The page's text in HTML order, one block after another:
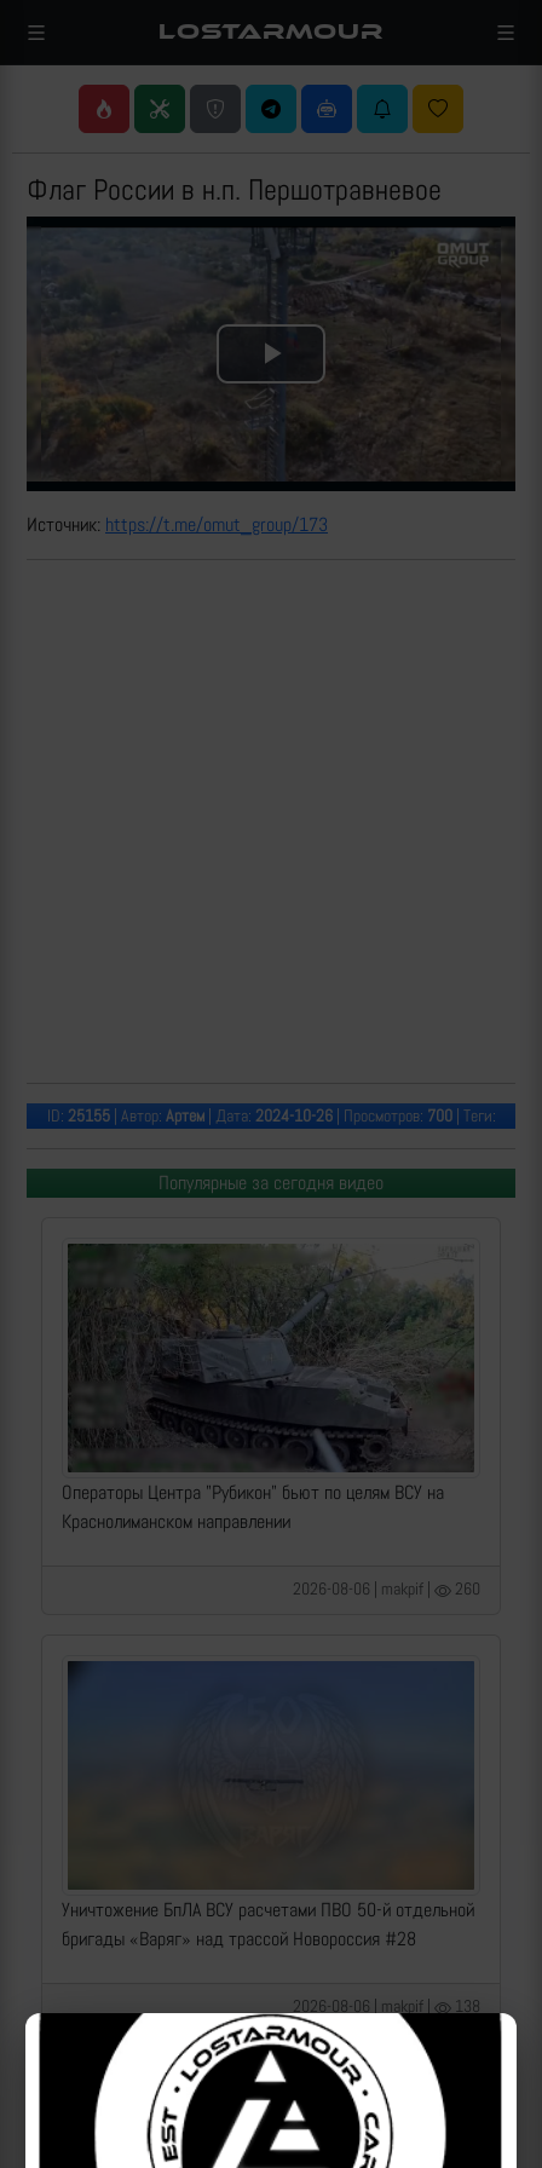
LOSTARMOUR
Флаг России в н.п. Першотравневое
Play
Video
Источник: https://t.me/omut_group/173
ID: 25155| Автор: Артем| Дата: 2024-10-26| Просмотров: 700| Теги:
Популярные за сегодня видео
Операторы Центра "Рубикон" бьют по целям ВСУ на
Краснолиманском направлении
2026-08-06 | makpif | 260
Уничтожение БпЛА ВСУ расчетами ПВО 50-й отдельной
бригады «Варяг» над трассой Новороссия #28
2026-08-06 | makpif | 138